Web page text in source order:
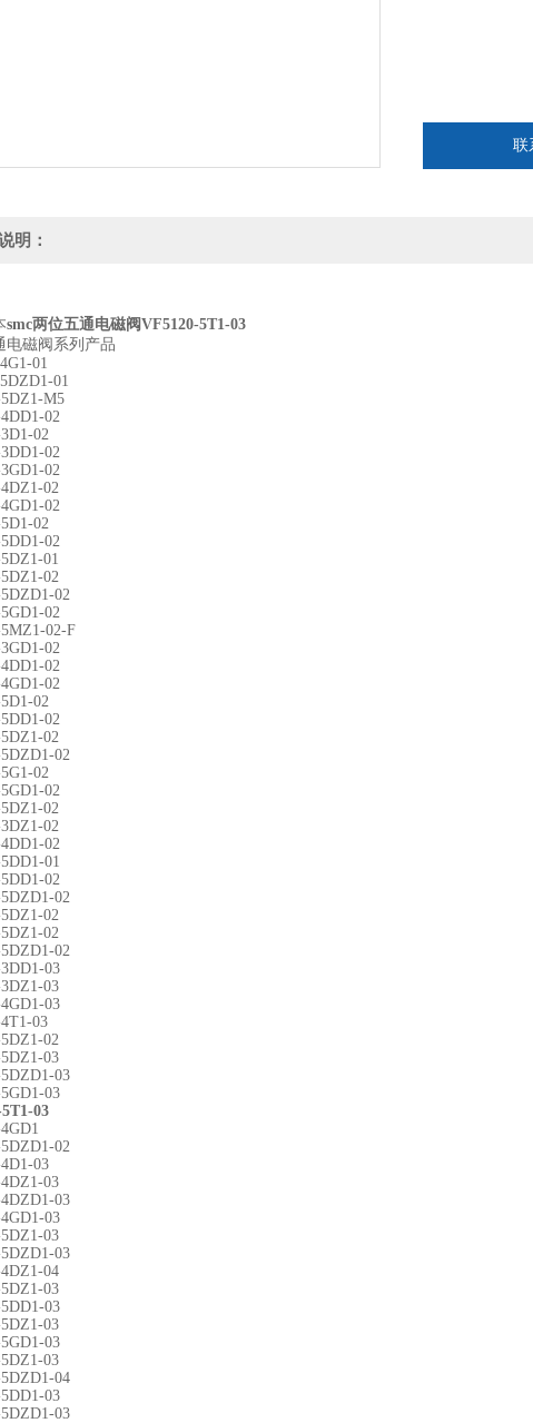
联
明：
smc两位五通电磁阀VF5120-5T1-03
电磁阀系列产品
01
01
M5
02
02
02
02
02
02
02
02
01
02
02
02
02-F
02
02
02
02
02
02
02
02
02
02
02
02
01
02
02
02
02
02
03
03
03
03
02
03
03
03
03
02
03
03
03
03
03
03
04
03
03
03
03
03
04
03
03